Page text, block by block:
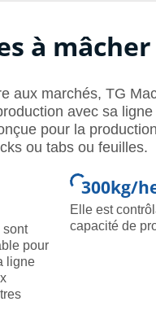
à mâcher
aux marchés, TG
avec sa
pour la
ou tabs ou feuilles.
sont
pour
ligne
300kg/
Elle est
capacité de